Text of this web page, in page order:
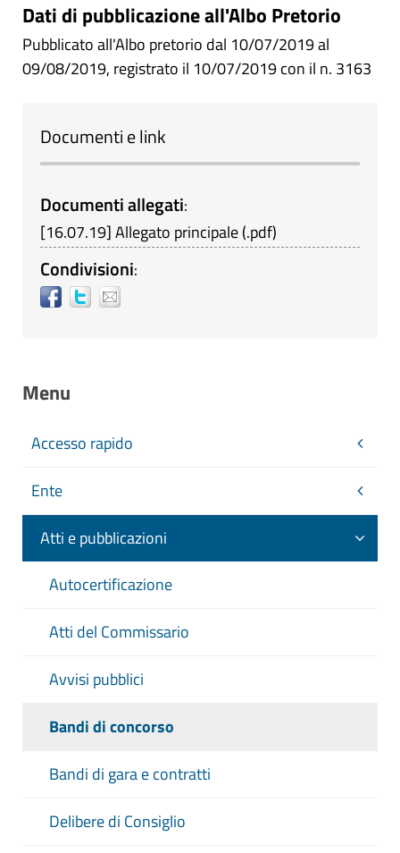
Dati di pubblicazione all'Albo Pretorio
Pubblicato all'Albo pretorio dal 10/07/2019 al
09/08/2019, registrato il 10/07/2019 con il n. 3163
Documenti e link
Documenti allegati:
[16.07.19]Allegato principale(.pdf)
Condivisioni:
Menu
Accesso rapido
Ente
Atti e pubblicazioni
Autocertificazione
Atti del Commissario
Avvisi pubblici
Bandi di concorso
Bandi di gara e contratti
Delibere di Consiglio